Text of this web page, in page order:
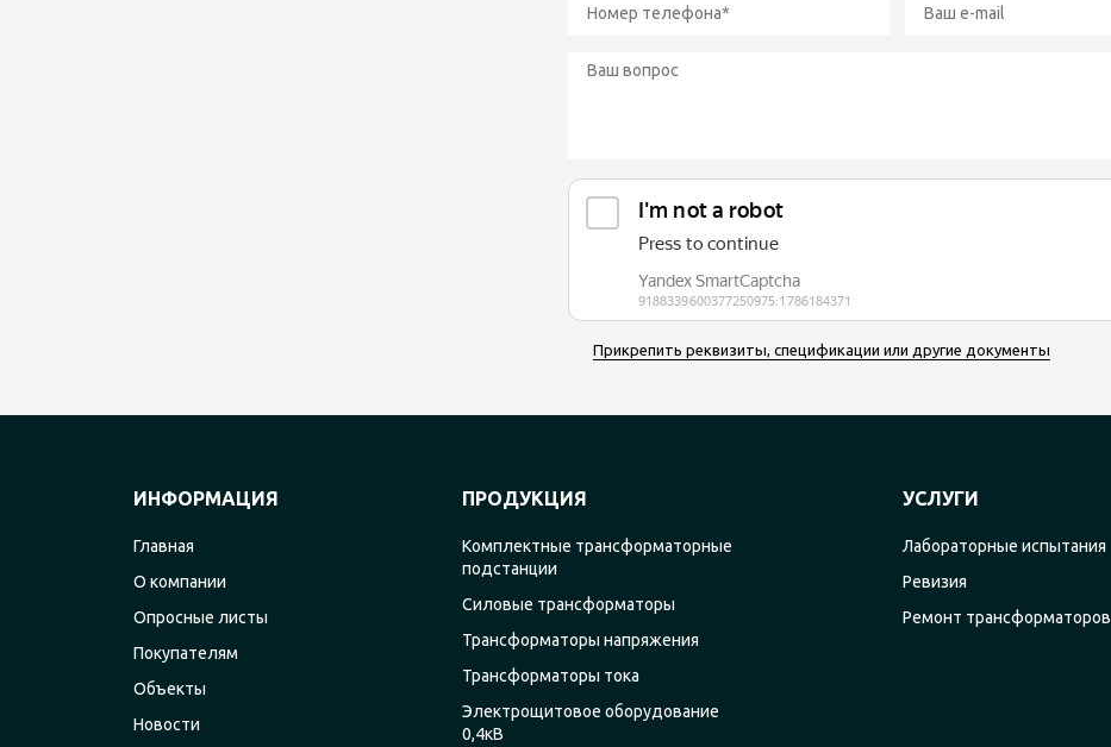
Прикрепить реквизиты, спецификации или другие документы
ИНФОРМАЦИЯ
Главная
О компании
Опросные листы
Покупателям
Объекты
Новости
ПРОДУКЦИЯ
Комплектные трансформаторные
подстанции
Силовые трансформаторы
Трансформаторы напряжения
Трансформаторы тока
Электрощитовое оборудование
0,4кВ
УСЛУГИ
Лабораторные испытания
Ревизия
Ремонт трансформаторов